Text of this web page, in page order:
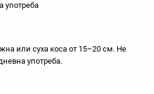
употреба
или суха коса от 15–20 см. Не
употреба.